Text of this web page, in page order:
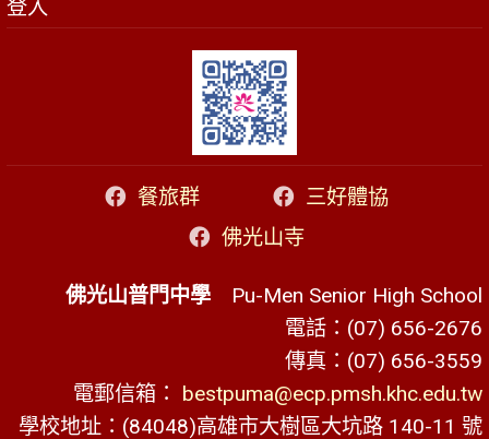
登入
餐旅群
三好體協
佛光山寺
佛光山普門中學 Pu-Men Senior High School
電話：(07) 656-2676
傳真：(07) 656-3559
電郵信箱： bestpuma@ecp.pmsh.khc.edu.tw
學校地址：(84048)高雄市大樹區大坑路 140-11 號